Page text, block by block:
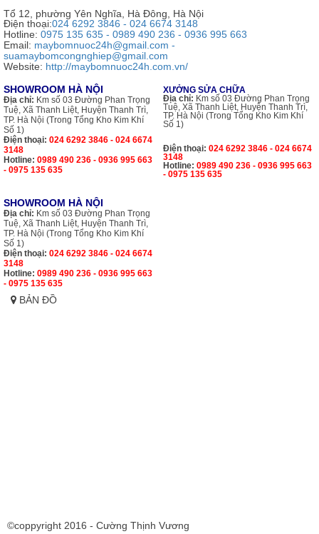
Tổ 12, phường Yên Nghĩa, Hà Đông, Hà Nội
Điện thoại:024 6292 3846 - 024 6674 3148
Hotline: 0975 135 635 - 0989 490 236 - 0936 995 663
Email: maybomnuoc24h@gmail.com -
suamaybomcongnghiep@gmail.com
Website: http://maybomnuoc24h.com.vn/
SHOWROOM HÀ NỘI
Địa chỉ: Km số 03 Đường Phan Trọng
Tuệ, Xã Thanh Liệt, Huyện Thanh Trì,
TP. Hà Nội (Trong Tổng Kho Kim Khí
Số 1)
Điện thoại: 024 6292 3846 - 024 6674
3148
Hotline: 0989 490 236 - 0936 995 663
- 0975 135 635
XƯỞNG SỬA CHỮA
Địa chỉ: Km số 03 Đường Phan Trọng
Tuệ, Xã Thanh Liệt, Huyện Thanh Trì,
TP. Hà Nội (Trong Tổng Kho Kim Khí
Số 1)
Điện thoại: 024 6292 3846 - 024 6674
3148
Hotline: 0989 490 236 - 0936 995 663
- 0975 135 635
SHOWROOM HÀ NỘI
Địa chỉ: Km số 03 Đường Phan Trọng
Tuệ, Xã Thanh Liệt, Huyện Thanh Trì,
TP. Hà Nội (Trong Tổng Kho Kim Khí
Số 1)
Điện thoại: 024 6292 3846 - 024 6674
3148
Hotline: 0989 490 236 - 0936 995 663
- 0975 135 635
BẢN ĐỒ
©coppyright 2016 - Cường Thịnh Vương